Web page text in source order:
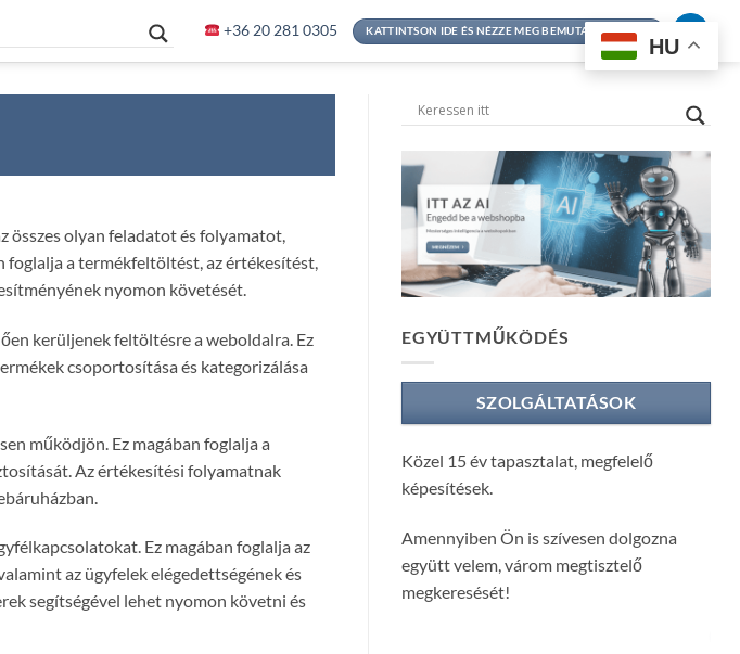
+36 20 281 0305 KATTINTSON IDE ÉS NÉZZE MEG BEMUTATKOZÁSOM
összes olyan feladatot és folyamatot,
foglalja a termékfeltöltést, az értékesítést,
nyomon követését.
kerüljenek feltöltésre a weboldalra. Ez
csoportosítása és kategorizálása
működjön. Ez magában foglalja a
Az értékesítési folyamatnak
Ez magában foglalja az
az ügyfelek elégedettségének és
segítségével lehet nyomon követni és
EGYÜTTMŰKÖDÉS
SZOLGÁLTATÁSOK
Közel 15 év tapasztalat, megfelelő
képesítések.
Amennyiben Ön is szívesen dolgozna
együtt velem, várom megtisztelő
megkeresését!
HU